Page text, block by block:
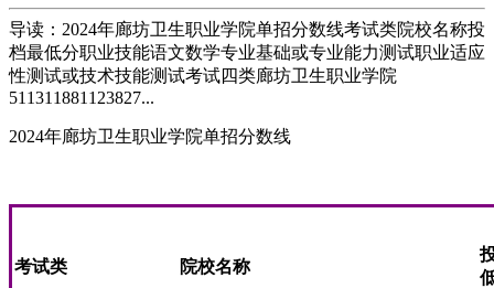
导读：2024年廊坊卫生职业学院单招分数线考试类院校名称投
档最低分职业技能语文数学专业基础或专业能力测试职业适应
性测试或技术技能测试考试四类廊坊卫生职业学院
511311881123827...
2024年廊坊卫生职业学院单招分数线
考试类 院校名称